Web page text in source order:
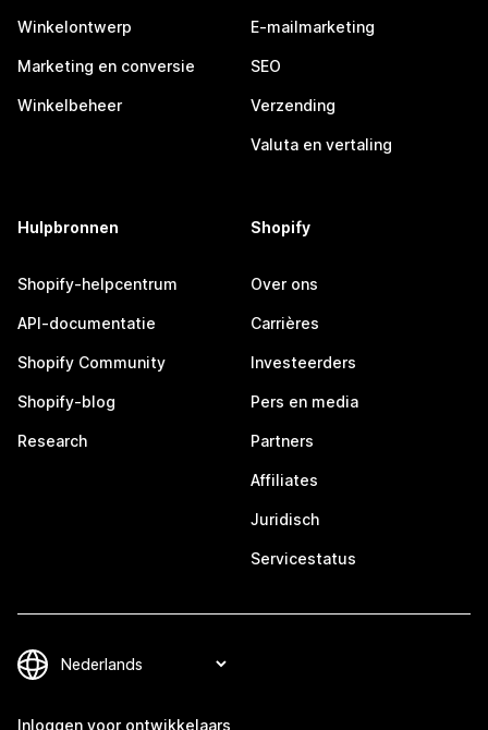
Winkelontwerp
Marketing en conversie
Winkelbeheer
E-mailmarketing
SEO
Verzending
Valuta en vertaling
Hulpbronnen
Shopify-helpcentrum
API-documentatie
Shopify Community
Shopify-blog
Research
Shopify
Over ons
Carrières
Investeerders
Pers en media
Partners
Affiliates
Juridisch
Servicestatus
Inloggen voor ontwikkelaars